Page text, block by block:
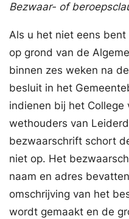
Bezwaar- of
Als u het niet eens
op grond van de
binnen zes weken na
besluit in het
indienen bij het College
wethouders van
bezwaarschrift schort
niet op. Het
naam en adres
omschrijving van het
wordt gemaakt en de